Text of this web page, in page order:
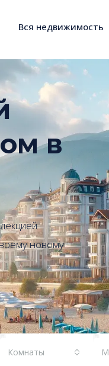
Вся недвижимость
в
новому
Комнаты